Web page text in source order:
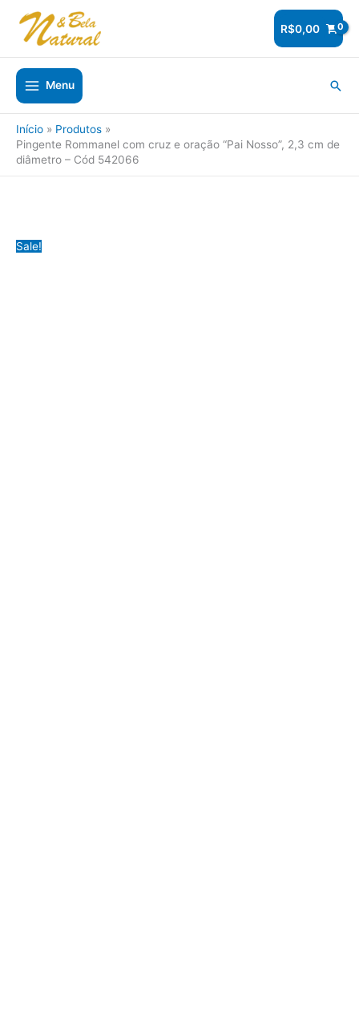
para
conteúdo
R$0,00
Menu
Início
Produtos
Pingente Rommanel com cruz e oração “Pai Nosso”, 2,3 cm de
diâmetro – Cód 542066
Sale!